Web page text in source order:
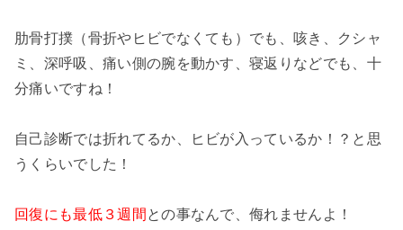
肋骨打撲（骨折やヒビでなくても）でも、咳き、クシャ
ミ、深呼吸、痛い側の腕を動かす、寝返りなどでも、十
分痛いですね！
自己診断では折れてるか、ヒビが入っているか！？と思
うくらいでした！
回復にも最低３週間 との事なんで、侮れませんよ！